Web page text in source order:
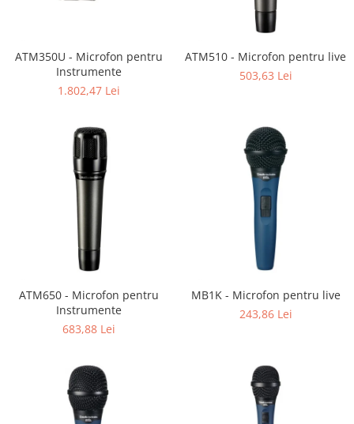
Mixere analogice
Monitorizare In-Ear
Stative pentru Boxe
ATM350U - Microfon pentru
Instrumente
1.802,47 Lei
ATM510 - Microfon pentru live
503,63 Lei
ATM650 - Microfon pentru
Instrumente
683,88 Lei
MB1K - Microfon pentru live
243,86 Lei